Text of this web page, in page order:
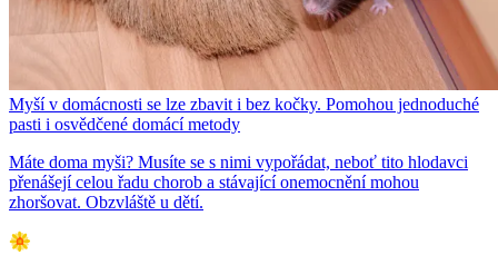
Myší v domácnosti se lze zbavit i bez kočky. Pomohou jednoduché
pasti i osvědčené domácí metody
Máte doma myši? Musíte se s nimi vypořádat, neboť tito hlodavci
přenášejí celou řadu chorob a stávající onemocnění mohou
zhoršovat. Obzvláště u dětí.